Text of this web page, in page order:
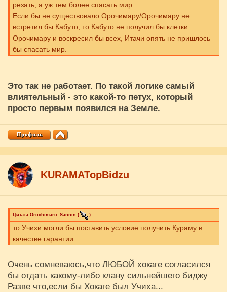
резать, а уж тем более спасать мир.
Если бы не существовало Орочимару/Орочимару не
встретил бы Кабуто, то Кабуто не получил бы клетки
Орочимару и воскресил бы всех, Итачи опять не пришлось
бы спасать мир.
Это так не работает. По такой логике самый
влиятельный - это какой-то петух, который
просто первым появился на Земле.
KURAMATopBidzu
Цитата Orochimaru_Sannin ( )
то Учихи могли бы поставить условие получить Кураму в
качестве гарантии.
Очень сомневаюсь,что ЛЮБОЙ хокаге согласился
бы отдать какому-либо клану сильнейшего биджу
Разве что,если бы Хокаге был Учиха...